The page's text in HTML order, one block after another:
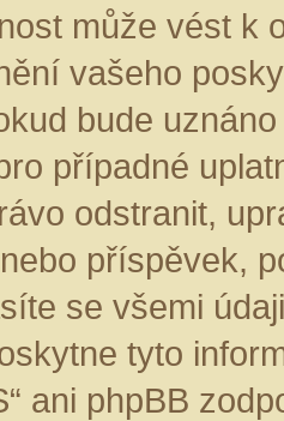
může vést k
vašeho
bude
případné
odstranit,
příspěvek,
se všemi
tyto
ani phpBB